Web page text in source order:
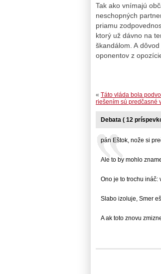
Tak ako vnímajú
neschopných
priamu
ktorý už dávno na
škandálom. A
oponentov z
« Táto vláda bola
riešením sú predčasné
Debata ( 12
pán Eštok, nože si
Ale to by mohlo
Ono je to trochu ináč:
Slabo izoluje, Smer
A ak toto znovu